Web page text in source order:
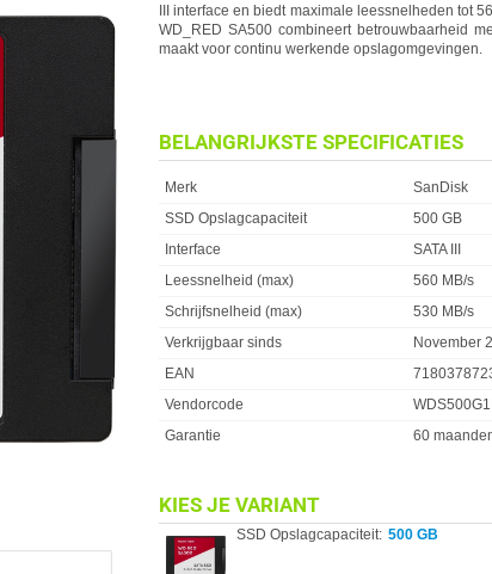
III interface en biedt maximale leessnelheden tot
WD_RED SA500 combineert betrouwbaarheid
maakt voor continu werkende opslagomgevingen.
BELANGRIJKSTE SPECIFICATIES
Eigenschap
Merk
SanDisk
SSD Opslagcapaciteit
500 GB
Interface
SATA III
Leessnelheid (max)
560 MB/s
Schrijfsnelheid (max)
530 MB/s
Verkrijgbaar sinds
November
EAN
Vendorcode
Garantie
60
KIES JE VARIANT
SSD Opslagcapaciteit: 500 GB